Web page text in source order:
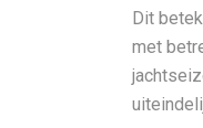
Dit
met